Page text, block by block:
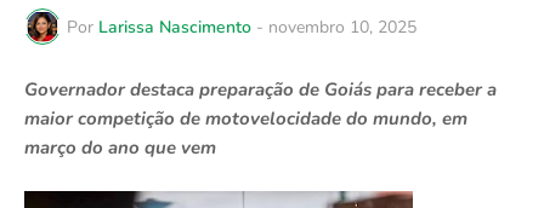
Por Larissa Nascimento - novembro 10, 2025
Governador destaca preparação de Goiás para receber a
maior competição de motovelocidade do mundo, em
março do ano que vem